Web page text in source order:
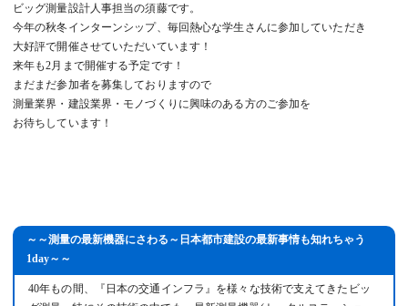
ビッグ測量設計人事担当の須藤です。
今年の秋冬インターンシップ、毎回熱心な学生さんに参加していただき
大好評で開催させていただいています！
来年も2月まで開催する予定です！
まだまだ参加者を募集しておりますので
測量業界・建設業界・モノづくりに興味のある方のご参加を
お待ちしています！
～～測量の最新機器にさわる～日本都市建設の最新事情も知れちゃう
1day～～
40年もの間、『日本の交通インフラ』を様々な技術で支えてきたビッ